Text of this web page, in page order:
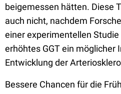
beigemessen hätten. Diese
auch nicht, nachdem
einer experimentellen
erhöhtes GGT ein möglicher
Entwicklung der
Bessere Chancen für die